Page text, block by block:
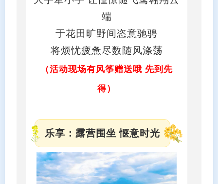
端
于花田旷野间恣意驰骋
将烦忧疲惫尽数随风涤荡
（活动现场有风筝赠送哦 先到先
得）
乐享：露营围坐 惬意时光